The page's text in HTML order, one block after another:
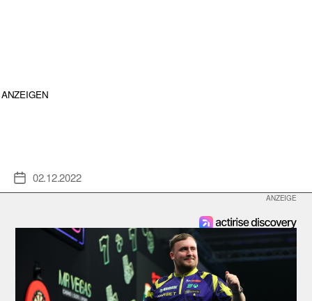
ANZEIGEN
Veröffentlichungsdatum
02.12.2022